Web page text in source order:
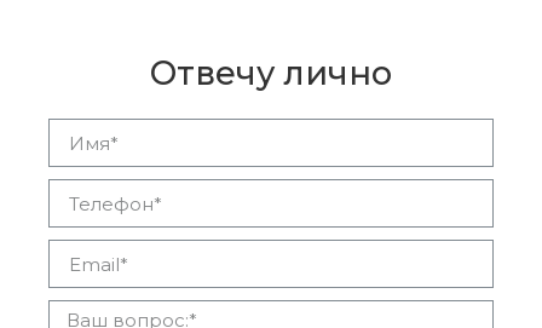
Отвечу лично